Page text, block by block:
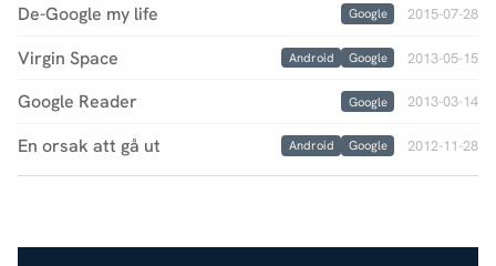
De-Google my life Google 2015-07-28
Virgin Space Android Google 2013-05-15
Google Reader Google 2013-03-14
En orsak att gå ut Android Google 2012-11-28